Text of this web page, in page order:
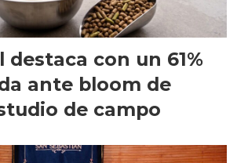
destaca con un 61%
ante bloom de
de campo